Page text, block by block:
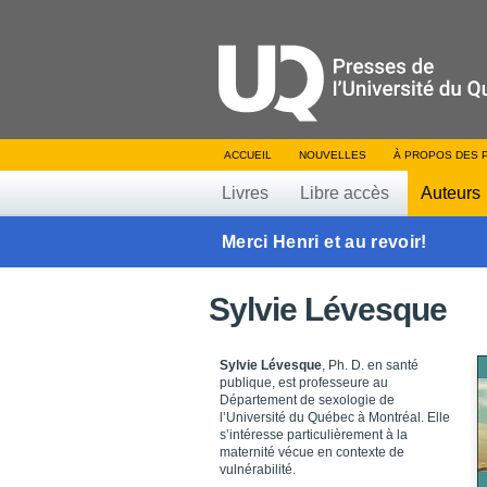
ACCUEIL NOUVELLES À PROPOS DES
Livres Libre accès Auteurs
Merci Henri et au revoir!
Sylvie Lévesque
Sylvie Lévesque, Ph. D. en santé
publique, est professeure au
Département de sexologie de
l’Université du Québec à Montréal. Elle
s’intéresse particulièrement à la
maternité vécue en contexte de
vulnérabilité.